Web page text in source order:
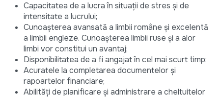
Capacitatea de a lucra în situații de stres și de
intensitate a lucrului;
Cunoașterea avansată a limbii române și excelentă
a limbii engleze. Cunoașterea limbii ruse și a alor
limbi vor constitui un avantaj;
Disponibilitatea de a fi angajat în cel mai scurt timp;
Acuratele la completarea documentelor și
rapoartelor financiare;
Abilități de planificare și administrare a cheltuitelor